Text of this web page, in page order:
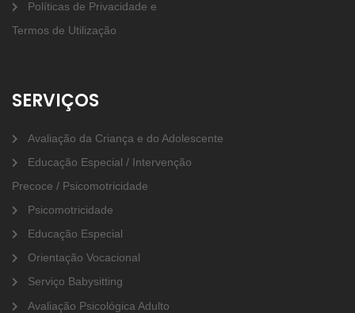
Políticas de Privacidade e
Termos de Utilização
SERVIÇOS
Avaliação da Criança e do Adolescente
Educação Especial / Intervenção
Precoce / Psicomotricidade
Psicomotricidade
Educação Especial
Orientação Vocacional
Serviço Babysitting
Avaliação Psicológica Adulto